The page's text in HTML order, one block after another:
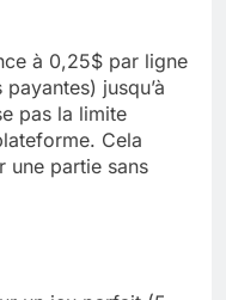
à 0,25$ par ligne
jusqu’à
pas la limite
Cela
une partie sans